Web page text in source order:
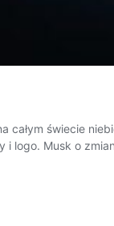
całym świecie
logo. Musk o